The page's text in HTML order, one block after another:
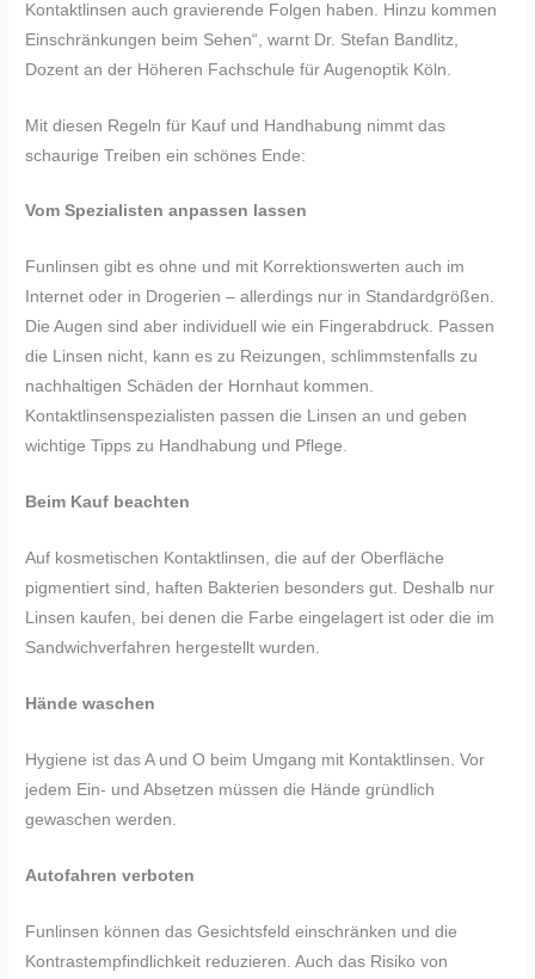
Kontaktlinsen auch gravierende Folgen haben. Hinzu kommen
Einschränkungen beim Sehen“, warnt Dr. Stefan Bandlitz,
Dozent an der Höheren Fachschule für Augenoptik Köln.
Mit diesen Regeln für Kauf und Handhabung nimmt das
schaurige Treiben ein schönes Ende:
Vom Spezialisten anpassen lassen
Funlinsen gibt es ohne und mit Korrektionswerten auch im
Internet oder in Drogerien – allerdings nur in Standardgrößen.
Die Augen sind aber individuell wie ein Fingerabdruck. Passen
die Linsen nicht, kann es zu Reizungen, schlimmstenfalls zu
nachhaltigen Schäden der Hornhaut kommen.
Kontaktlinsenspezialisten passen die Linsen an und geben
wichtige Tipps zu Handhabung und Pflege.
Beim Kauf beachten
Auf kosmetischen Kontaktlinsen, die auf der Oberfläche
pigmentiert sind, haften Bakterien besonders gut. Deshalb nur
Linsen kaufen, bei denen die Farbe eingelagert ist oder die im
Sandwichverfahren hergestellt wurden.
Hände waschen
Hygiene ist das A und O beim Umgang mit Kontaktlinsen. Vor
jedem Ein- und Absetzen müssen die Hände gründlich
gewaschen werden.
Autofahren verboten
Funlinsen können das Gesichtsfeld einschränken und die
Kontrastempfindlichkeit reduzieren. Auch das Risiko von